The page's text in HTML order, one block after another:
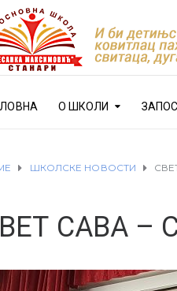
О ШКОЛИ
ШКОЛСКЕ НОВОСТИ
САВА –